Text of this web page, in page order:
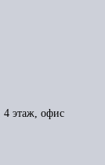
4 этаж, офис